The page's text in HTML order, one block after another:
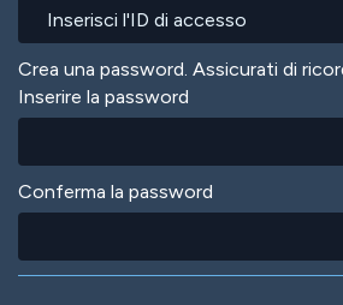
Crea una password. Assicurati di
Inserire la password
Conferma la password